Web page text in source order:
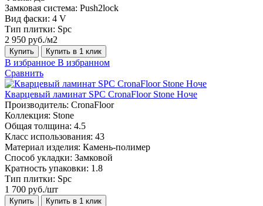
Замковая система: Push2lock
Вид фаски: 4 V
Тип плитки: Spc
2 950 руб./м2
Купить Купить в 1 клик
В избранное В избранном
Сравнить
Кварцевый ламинат SPC CronaFloor Stone Ноче
Производитель: CronaFloor
Коллекция: Stone
Общая толщина: 4.5
Класс использования: 43
Материал изделия: Камень-полимер
Способ укладки: Замковой
Кратность упаковки: 1.8
Тип плитки: Spc
1 700 руб./шт
Купить Купить в 1 клик